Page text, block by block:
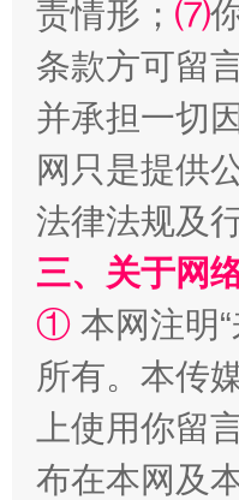
责情形； ⑺
条款方可留
并承担一切
网只是提供
法律法规及
三、关于网
① 本网注明
所有。本传
上使用你留
布在本网及